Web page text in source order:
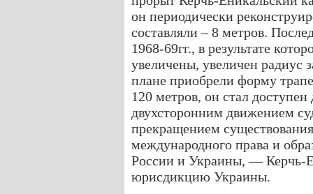
он периодически
составляли – 8 метров.
1968-69гг., в результате
увеличены, увеличен радиус
плане приобрели форму
120 метров, он стал
двухсторонним движением
прекращением
международного права и
России и Украины, — Керчь-
юрисдикцию Украины.